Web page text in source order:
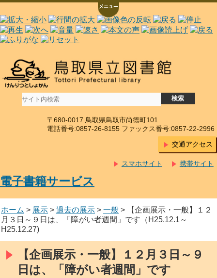
〒680-0017 鳥取県鳥取市尚徳町101
電話番号:0857-26-8155 ファックス番号:0857-22-2996
交通アクセス
携帯サイト
スマホサイト
電子書籍サービス
ホーム > 展示 > 過去の展示 > 一般 > 【企画展示・一般】１２
月３日～９日は、「障がい者週間」です（H25.12.1～
H25.12.27)
【企画展示・一般】１２月３日～９
日は、「障がい者週間」です